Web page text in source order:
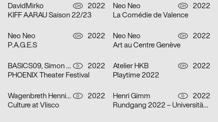
DavidMirko CH
2022
KIFF AARAU Saison 22/23
Neo Neo CH
2022
La Comédie de Valence
Neo Neo CH
2022
P.A.G.E.S
Neo Neo CH
2022
Art au Centre Genève
BASICS09, Simon Hegenberg D
2022
PHOENIX Theater Festival
Atelier HKB CH
2022
Playtime 2022
Wagenbreth Henning D
2022
Culture at Vlisco
Henri Gimm D
2022
Rundgang 2022 – Universität der Künste Berlin